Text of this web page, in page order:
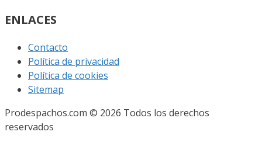
ENLACES
Contacto
Política de privacidad
Política de cookies
Sitemap
Prodespachos.com © 2026 Todos los derechos
reservados